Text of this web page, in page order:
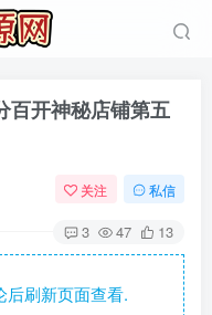
百开神秘店铺第五
关注 私信
3 47 13
刷新页面查看.